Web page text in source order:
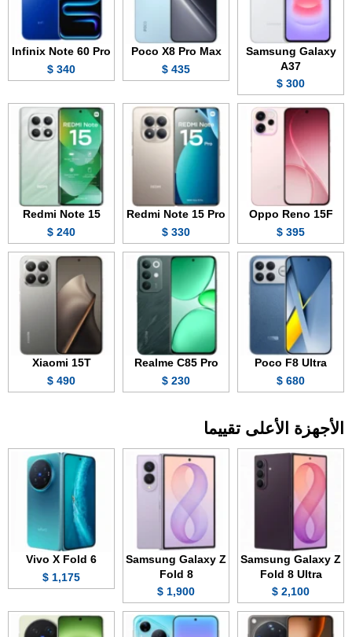
Samsung Galaxy
A37
300 $
Poco X8 Pro Max
435 $
Infinix Note 60 Pro
340 $
Oppo Reno 15F
395 $
Redmi Note 15 Pro
330 $
Redmi Note 15
240 $
Poco F8 Ultra
680 $
Realme C85 Pro
230 $
Xiaomi 15T
490 $
الأجهزة الأعلى تقييما
Samsung Galaxy Z
Fold 8 Ultra
2,100 $
Samsung Galaxy Z
Fold 8
1,900 $
Vivo X Fold 6
1,175 $